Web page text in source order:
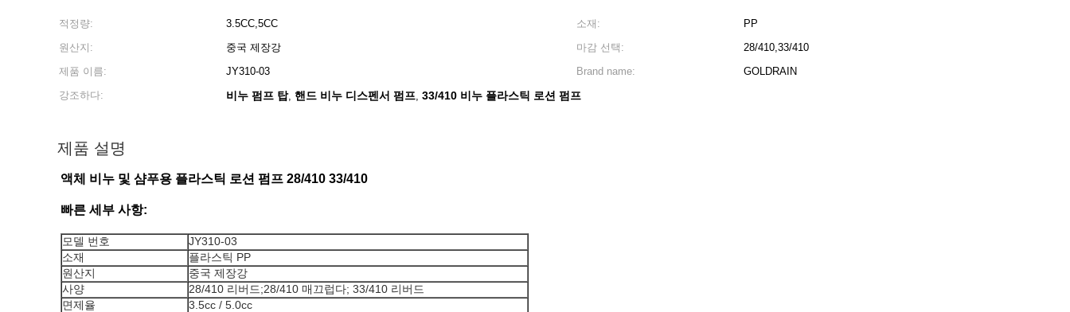
적정량: 3.5CC,5CC 소재:
PP
원산지:
중국 제장강 마감 선택:
28/410,33/410
제품 이름:
JY310-03 Brand name:
GOLDRAIN
강조하다:
비누 펌프 탑, 핸드 비누 디스펜서 펌프, 33/410 비누 플라스틱 로션 펌프
제품 설명
액체 비누 및 샴푸용 플라스틱 로션 펌프 28/410 33/410
빠른 세부 사항:
모델 번호
JY310-03
소재
플라스틱 PP
원산지
중국 제장강
사양
28/410 리버드;28/410 매끄럽다; 33/410 리버드
면제율
3.5cc / 5.0cc